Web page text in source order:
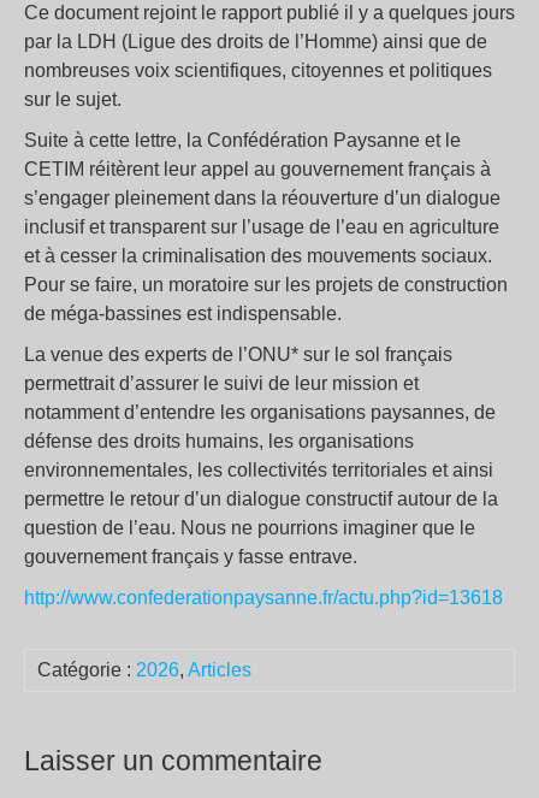
Ce document rejoint le rapport publié il y a quelques jours
par la LDH (Ligue des droits de l’Homme) ainsi que de
nombreuses voix scientifiques, citoyennes et politiques
sur le sujet.
Suite à cette lettre, la Confédération Paysanne et le
CETIM réitèrent leur appel au gouvernement français à
s’engager pleinement dans la réouverture d’un dialogue
inclusif et transparent sur l’usage de l’eau en agriculture
et à cesser la criminalisation des mouvements sociaux.
Pour se faire, un moratoire sur les projets de construction
de méga-bassines est indispensable.
La venue des experts de l’ONU* sur le sol français
permettrait d’assurer le suivi de leur mission et
notamment d’entendre les organisations paysannes, de
défense des droits humains, les organisations
environnementales, les collectivités territoriales et ainsi
permettre le retour d’un dialogue constructif autour de la
question de l’eau. Nous ne pourrions imaginer que le
gouvernement français y fasse entrave.
http://www.confederationpaysanne.fr/actu.php?id=13618
Catégorie : 2026, Articles
Laisser un commentaire